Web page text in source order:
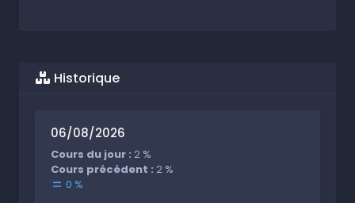
Historique
06/08/2026
Cours du jour : 2 %
Cours précédent : 2 %
0 %